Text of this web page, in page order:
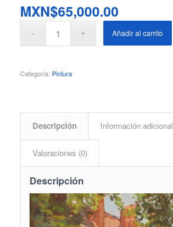
MXN$65,000.00
Añadir al carrito
Categoría: Pintura
Descripción Información adicional
Valoraciones (0)
Descripción